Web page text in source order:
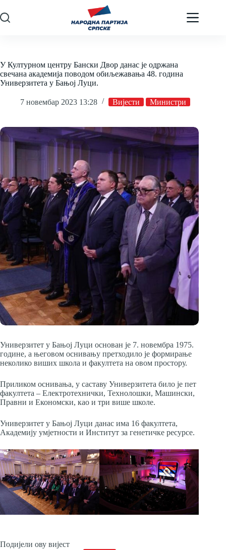
to
content
У Културном центру Бански Двор данас је одржана
свечана академија поводом обиљежавања 48. година
Универзитета у Бањој Луци.
7 новембар 2023 13:28 Вијести Министри
Универзитет у Бањој Луци основан је 7. новембра 1975.
године, а његовом оснивању претходило је формирање
неколико виших школа и факултета на овом простору.
Приликом оснивања, у саставу Универзитета било је пет
факултета – Електротехнички, Технолошки, Машински,
Правни и Економски, као и три више школе.
Универзитет у Бањој Луци данас има 16 факултета,
Академију умјетности и Институт за генетичке ресурсе.
Подијели ову вијест